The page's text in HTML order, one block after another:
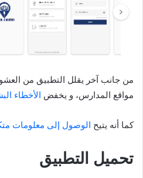
من جانب آخر يقلل التطبيق من
مواقع المدارس، و يخفض الأخطاء
كما أنه يتيح الوصول إلى معلومات
تحميل التطبيق